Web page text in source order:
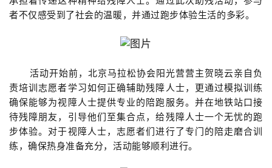
者不仅感受到了社会的温暖，并通过跑步体验生活的多彩。
活动开始前，北京马拉松协会阳光营营主贺晓云亲自负
责培训志愿者学习如何正确辅助残障人士，更通过模拟训练
确保能够为视障人士提供专业的陪跑服务。并在地铁站口接
待残障朋友，引导他们至集合点，给残障人士一个无忧的跑
步体验。对于视障人士，志愿者们进行了专门的陪走磨合训
练，确保热身准备充分，活动能够顺利进行。